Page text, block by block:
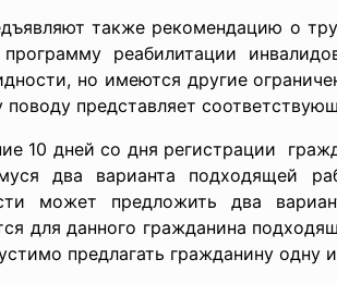
также рекомендацию о
реабилитации
но имеются другие
представляет
10 дней со дня регистрации
два варианта подходящей
может предложить два
для данного гражданина
предлагать гражданину